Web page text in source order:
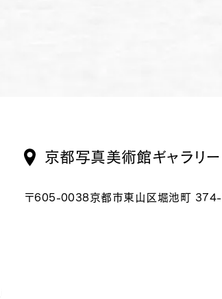
京都写真美術館ギャラリー
〒605-0038京都市東山区堀池町